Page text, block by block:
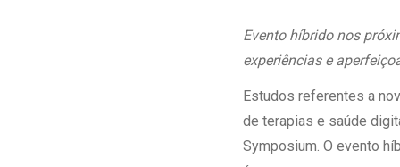
Estrutura
Exames -
Evento híbrido nos
experiências e
Estudos referentes a
de terapias e saúde
Symposium. O evento